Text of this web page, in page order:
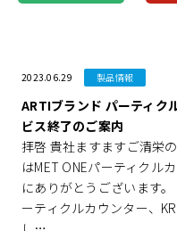
2023.06.29 製品情報
ARTIブランド パーティク
ビス終了のご案内
拝啓 貴社ますますご清栄
はMET ONEパーティクル
にありがとうございます
ーティクルカウンター、